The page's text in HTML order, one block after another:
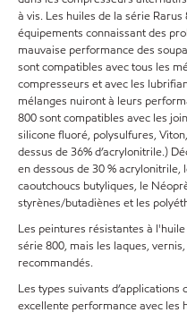
à vis. Les huiles de la série
équipements connaissant des
mauvaise performance des
sont compatibles avec tous les
compresseurs et avec les
mélanges nuiront à leurs
800 sont compatibles avec les
silicone fluoré, polysulfures,
dessus de 36% d’acrylonitrile.)
en dessous de 30 % acrylonitrile,
caoutchoucs butyliques, le
styrènes/butadiènes et les
Les peintures résistantes à
série 800, mais les laques,
recommandés.
Les types suivants
excellente performance avec les